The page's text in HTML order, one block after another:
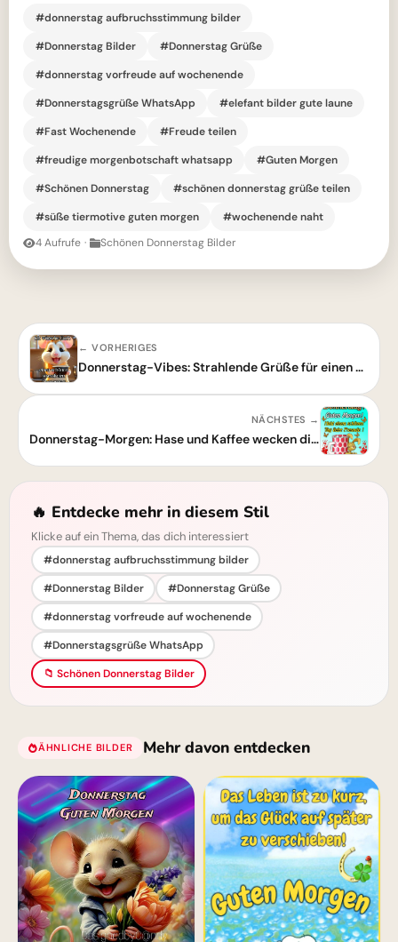
#donnerstag aufbruchsstimmung bilder
#Donnerstag Bilder
#Donnerstag Grüße
#donnerstag vorfreude auf wochenende
#Donnerstagsgrüße WhatsApp
#elefant bilder gute laune
#Fast Wochenende
#Freude teilen
#freudige morgenbotschaft whatsapp
#Guten Morgen
#Schönen Donnerstag
#schönen donnerstag grüße teilen
#süße tiermotive guten morgen
#wochenende naht
4 Aufrufe · Schönen Donnerstag Bilder
← VORHERIGES
Donnerstag-Vibes: Strahlende Grüße für einen entspannten Start ins Fast-Wochenende
NÄCHSTES →
Donnerstag-Morgen: Hase und Kaffee wecken die Vorfreude aufs Wochenende!
🔥 Entdecke mehr in diesem Stil
Klicke auf ein Thema, das dich interessiert
#donnerstag aufbruchsstimmung bilder
#Donnerstag Bilder
#Donnerstag Grüße
#donnerstag vorfreude auf wochenende
#Donnerstagsgrüße WhatsApp
📁 Schönen Donnerstag Bilder
ÄHNLICHE BILDER Mehr davon entdecken